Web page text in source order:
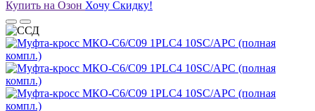
Купить на Озон Хочу Скидку!